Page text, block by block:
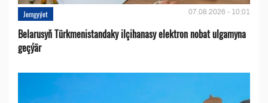
Jemgyýet 07.08.2026 - 10:01
Belarusyň Türkmenistandaky ilçihanasy elektron nobat ulgamyna
geçýär